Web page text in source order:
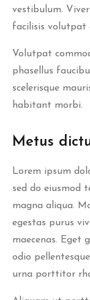
vestibulum.
facilisis volutpat
Volutpat
phasellus
scelerisque
habitant morbi.
Metus
Lorem ipsum
sed do eiusmod
magna aliqua.
egestas purus
maecenas. Eget
odio
urna porttitor